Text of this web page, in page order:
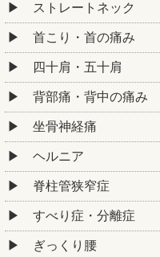
ストレートネック
首こり・首の痛み
四十肩・五十肩
背部痛・背中の痛み
坐骨神経痛
ヘルニア
脊柱管狭窄症
すべり症・分離症
ぎっくり腰